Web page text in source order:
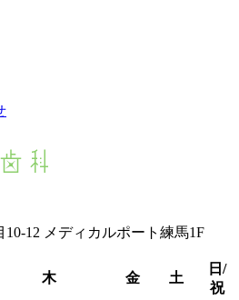
12 メディカルポート練馬1F
木 金 土
日/
祝